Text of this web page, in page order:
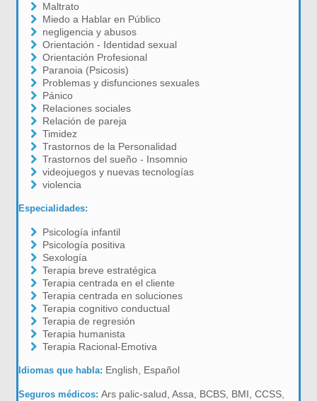
Maltrato
Miedo a Hablar en Público
negligencia y abusos
Orientación - Identidad sexual
Orientación Profesional
Paranoia (Psicosis)
Problemas y disfunciones sexuales
Pánico
Relaciones sociales
Relación de pareja
Timidez
Trastornos de la Personalidad
Trastornos del sueño - Insomnio
videojuegos y nuevas tecnologías
violencia
Especialidades:
Psicología infantil
Psicología positiva
Sexología
Terapia breve estratégica
Terapia centrada en el cliente
Terapia centrada en soluciones
Terapia cognitivo conductual
Terapia de regresión
Terapia humanista
Terapia Racional-Emotiva
Idiomas que habla: English, Español
Seguros médicos:Ars palic-salud, Assa, BCBS, BMI, CCSS,